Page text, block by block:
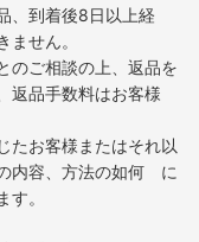
、到着後8日以上経
せん。
のご相談の上、返品を
返品手数料はお客様
たお客様またはそれ以
内容、方法の如何 に
。